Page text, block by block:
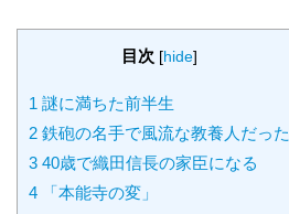
目次 [hide]
1 謎に満ちた前半生
2 鉄砲の名手で風流な教養人だった
3 40歳で織田信長の家臣になる
4 「本能寺の変」